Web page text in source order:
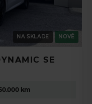
NA SKLADE NOVÉ
SE
km